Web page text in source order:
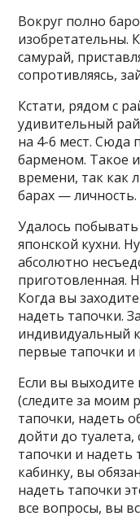
Вокруг полно
изобретательны.
самурай,
сопротивляясь,
Кстати, рядом с
удивительный
на 4-6 мест. Сюда
барменом. Такое
времени, так как
барах — личность.
Удалось
японской кухни.
абсолютно
приготовленная.
Когда вы
надеть тапочки.
индивидуальный
первые тапочки и
Если вы
(следите за моим
тапочки, надеть
дойти до
тапочки и надеть
кабинку, вы
надеть тапочки
все вопросы, вы